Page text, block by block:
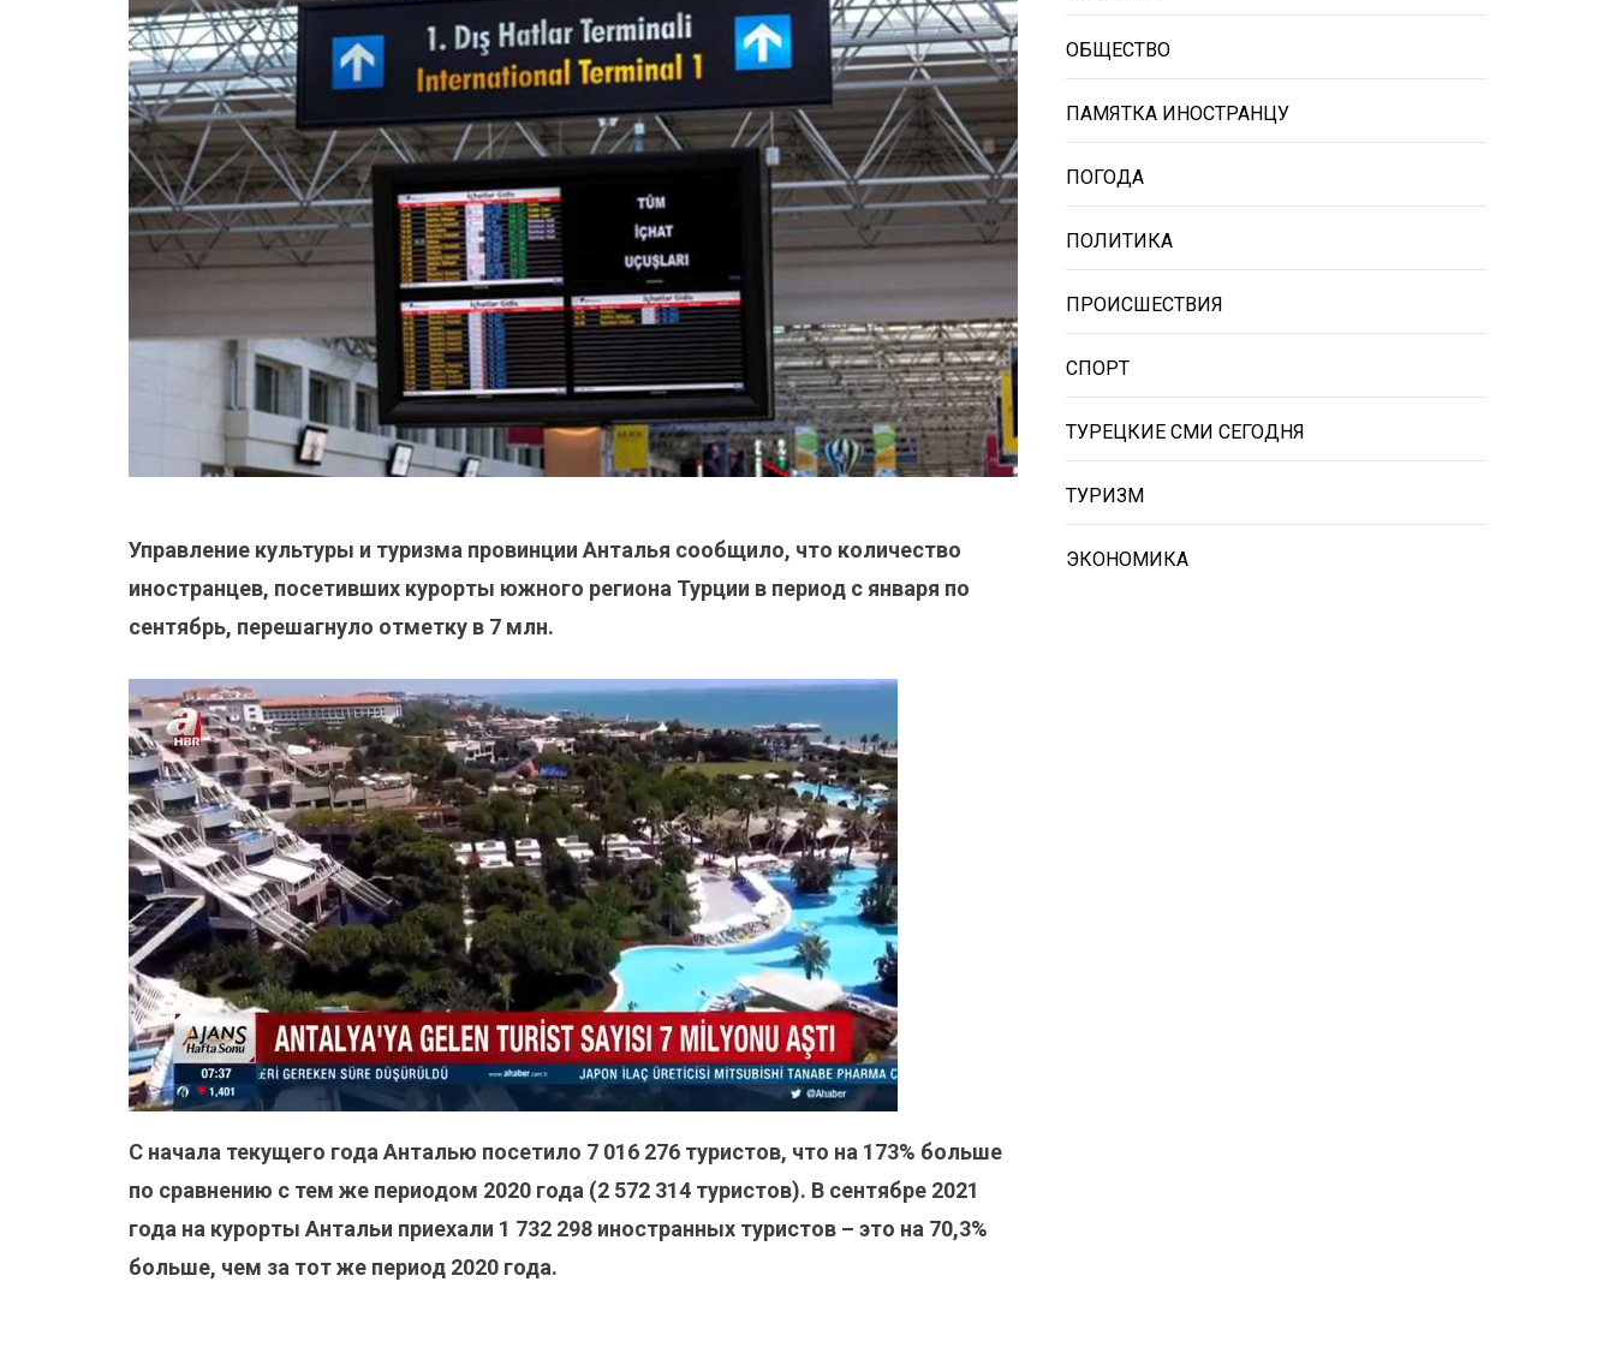
Управление культуры и туризма провинции Анталья сообщило, что количество
иностранцев, посетивших курорты южного региона Турции в период с января по
сентябрь, перешагнуло отметку в 7 млн.
С начала текущего года Анталью посетило 7 016 276 туристов, что на 173% больше
по сравнению с тем же периодом 2020 года (2 572 314 туристов). В сентябре 2021
года на курорты Антальи приехали 1 732 298 иностранных туристов – это на 70,3%
больше, чем за тот же период 2020 года.
ОБЩЕСТВО
ПАМЯТКА ИНОСТРАНЦУ
ПОГОДА
ПОЛИТИКА
ПРОИСШЕСТВИЯ
СПОРТ
ТУРЕЦКИЕ СМИ СЕГОДНЯ
ТУРИЗМ
ЭКОНОМИКА